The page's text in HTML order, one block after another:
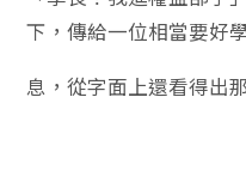
下，傳給一位相當要好
息，從字面上還看得出